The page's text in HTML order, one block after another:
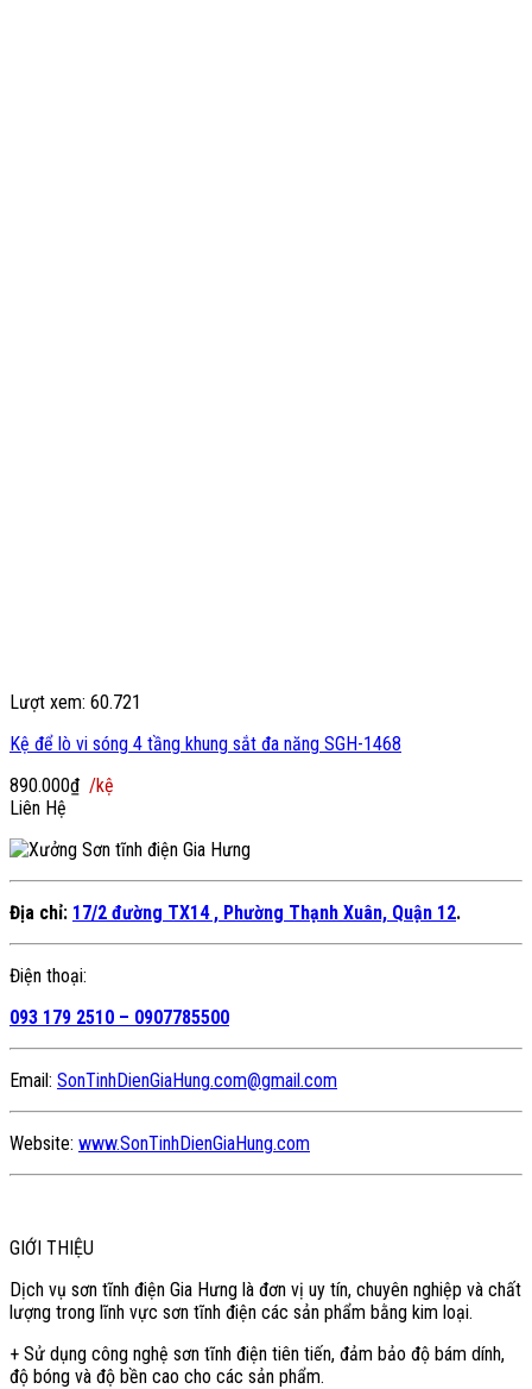
Lượt xem: 60.721
Kệ để lò vi sóng 4 tầng khung sắt đa năng SGH-1468
890.000₫ /kệ
Liên Hệ
Địa chỉ: 17/2 đường TX14 , Phường Thạnh Xuân, Quận 12.
Điện thoại:
093 179 2510 – 0907785500
Email: SonTinhDienGiaHung.com@gmail.com
Website: www.SonTinhDienGiaHung.com
GIỚI THIỆU
Dịch vụ sơn tĩnh điện Gia Hưng là đơn vị uy tín, chuyên nghiệp và chất
lượng trong lĩnh vực sơn tĩnh điện các sản phẩm bằng kim loại.
+ Sử dụng công nghệ sơn tĩnh điện tiên tiến, đảm bảo độ bám dính,
độ bóng và độ bền cao cho các sản phẩm.